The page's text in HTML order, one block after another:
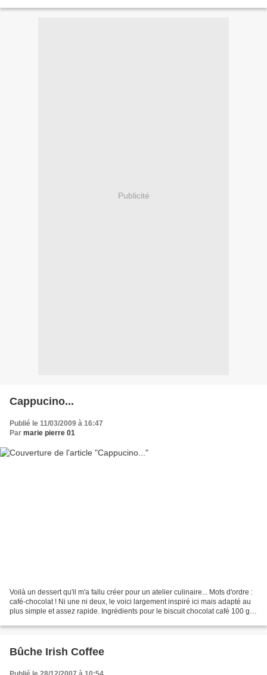
Publicité
Cappucino...
Publié le 11/03/2009 à 16:47
Par marie pierre 01
Voilà un dessert qu'il m'a fallu créer pour un atelier culinaire... Mots d'ordre :
café-chocolat ! Ni une ni deux, le voici largement inspiré ici mais adapté au
plus simple et assez rapide. Ingrédients pour le biscuit chocolat café 100 g
Bûche Irish Coffee